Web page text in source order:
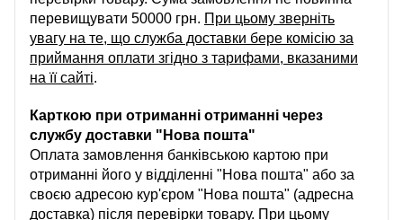
перевищувати 50000 грн. При цьому зверніть
увагу на те, що служба доставки бере комісію за
приймання оплати згідно з тарифами, вказаними
на її сайті.
Карткою при отриманні отриманні через
службу доставки "Нова пошта"
Оплата замовлення банківською картою при
отриманні його у відділенні "Нова пошта" або за
своєю адресою кур'єром "Нова пошта" (адресна
доставка) після перевірки товару. При цьому